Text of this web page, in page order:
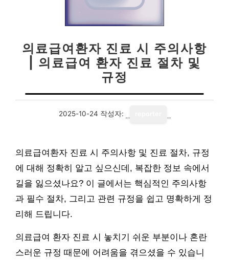
의료급여환자 진료 시 주의사항
| 의료급여 환자 진료 절차 및
규정
2025-10-24 작성자:
의료급여환자 진료 시 주의사항 및 진료 절차, 규정
에 대해 정확히 알고 싶으신데, 복잡한 정보 속에서
길을 잃으셨나요? 이 글에서는 핵심적인 주의사항
과 필수 절차, 그리고 관련 규정을 쉽고 명확하게 정
리해 드립니다.
의료급여 환자 진료 시 놓치기 쉬운 부분이나 혼란
스러운 규정 때문에 어려움을 겪으셨을 수 있습니